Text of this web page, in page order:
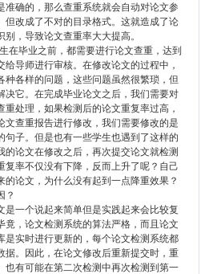
准确的，那么查重系统就会自动对论文参
但改成了不对的目录格式。这就造成了论
别，导致论文查重率大大提高。
在毕业之前，都需要进行论文查重，达到
给导师进行审核。在修改论文的过程中，
种各样的问题，这些问题虽然很繁琐，但
决它。在完成毕业论文之后，我们需要对
重处理，如果检测后的论文重复率过高，
文查重报告进行修改，我们需要修改的是
句子。但是也有一些学生也遇到了这样的
的论文在修改之后，再次提交论文就检测
复率不仅没有下降，反而上升了呢？自己
的论文，为什么没有起到一点降重效果？
？
是一个说起来简单但是实践起来会比较复
竟，论文检测系统的算法严格，而且论文
是实时进行更新的，每个论文检测系统都
据。因此，在论文修改后重新提交时，重
也有可能在第二次检测中再次检测到第一